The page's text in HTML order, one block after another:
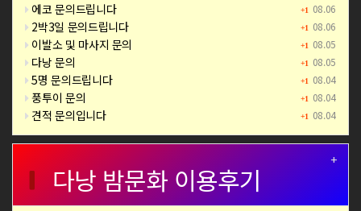
+1 08.06
에코 문의드립니다
+1 08.06
2박3일 문의드립니다
+1 08.05
이발소 및 마사지 문의
+1 08.05
다낭 문의
+1 08.04
5명 문의드립니다
+1 08.04
풍투이 문의
+1 08.04
견적 문의입니다
+
다낭 밤문화 이용후기